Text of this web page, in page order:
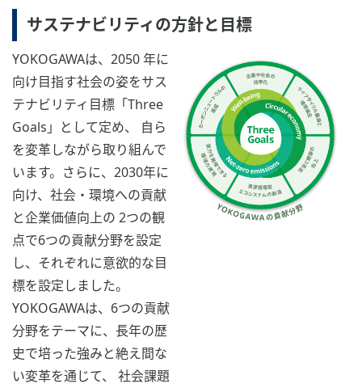
サステナビリティの方針と目標
YOKOGAWAは、2050 年に
向け目指す社会の姿をサス
テナビリティ目標「Three
Goals」として定め、 自ら
を変革しながら取り組んで
います。さらに、2030年に
向け、社会・環境への貢献
と企業価値向上の 2つの観
点で6つの貢献分野を設定
し、それぞれに意欲的な目
標を設定しました。
YOKOGAWAは、6つの貢献
分野をテーマに、長年の歴
史で培った強みと絶え間な
い変革を通じて、 社会課題